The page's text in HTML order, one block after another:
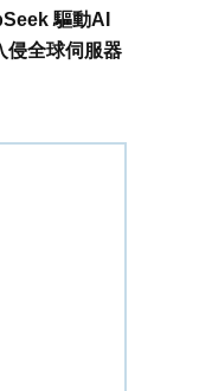
驅動AI
侵全球伺服器